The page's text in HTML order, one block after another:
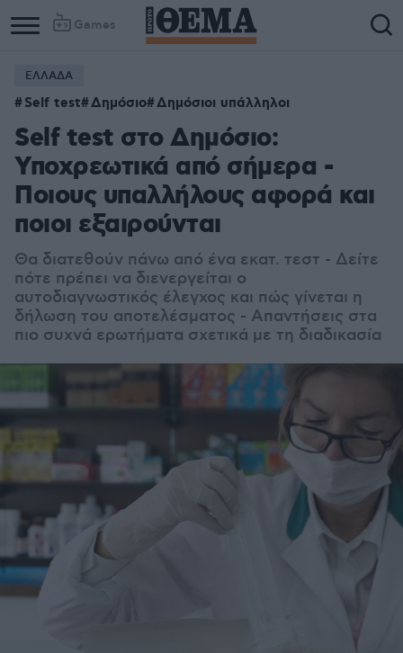
Games
ΕΛΛΑΔΑ
Self test Δημόσιο Δημόσιοι υπάλληλοι
Self test στο Δημόσιο:
Υποχρεωτικά από σήμερα -
Ποιους υπαλλήλους αφορά και
ποιοι εξαιρούνται
Θα διατεθούν πάνω από ένα εκατ. τεστ - Δείτε
πότε πρέπει να διενεργείται ο
αυτοδιαγνωστικός έλεγχος και πώς γίνεται η
δήλωση του αποτελέσματος - Απαντήσεις στα
πιο συχνά ερωτήματα σχετικά με τη διαδικασία